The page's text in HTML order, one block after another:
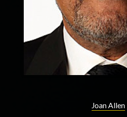
Joan Allen